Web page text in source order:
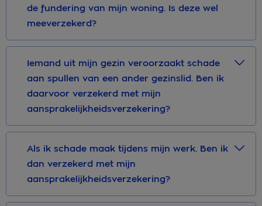
de fundering van mijn woning. Is deze wel
meeverzekerd?
Iemand uit mijn gezin veroorzaakt schade
aan spullen van een ander gezinslid. Ben ik
daarvoor verzekerd met mijn
aansprakelijkheidsverzekering?
Als ik schade maak tijdens mijn werk. Ben ik
dan verzekerd met mijn
aansprakelijkheidsverzekering?